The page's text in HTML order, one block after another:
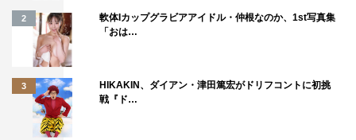
2
軟体Iカップグラビアアイドル・仲根なのか、1st写真集
「おは…
3
HIKAKIN、ダイアン・津田篤宏がドリフコントに初挑
戦『ド…